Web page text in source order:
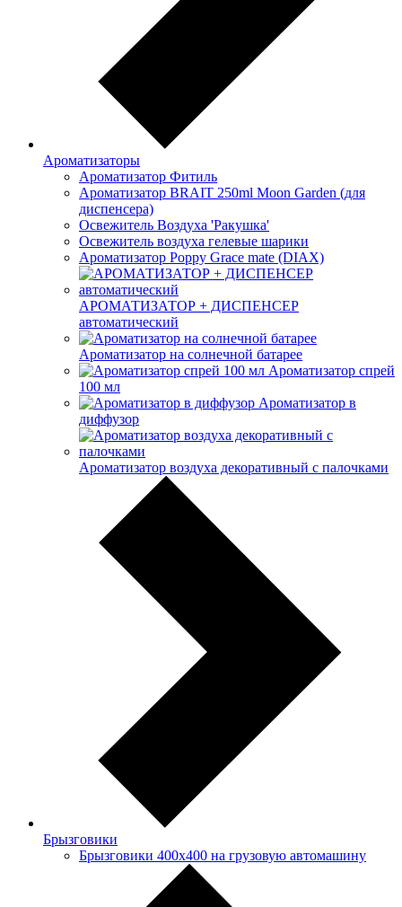
Ароматизаторы
Ароматизатор Фитиль
Ароматизатор BRAIT 250ml Moon Garden (для
диспенсера)
Освежитель Воздуха 'Ракушка'
Освежитель воздуха гелевые шарики
Ароматизатор Poppy Grace mate (DIAX)
АРОМАТИЗАТОР + ДИСПЕНСЕР
автоматический
Ароматизатор на солнечной батарее
Ароматизатор спрей
100 мл
Ароматизатор в
диффузор
Ароматизатор воздуха декоративный с палочками
Брызговики
Брызговики 400х400 на грузовую автомашину